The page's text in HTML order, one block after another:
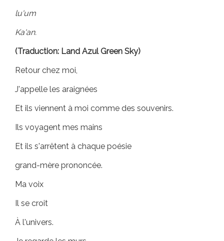
lu'um
Ka'an.
(Traduction: Land Azul Green Sky)
Retour chez moi,
J'appelle les araignées
Et ils viennent à moi comme des souvenirs.
Ils voyagent mes mains
Et ils s'arrêtent à chaque poésie
grand-mère prononcée.
Ma voix
Il se croit
À l'univers.